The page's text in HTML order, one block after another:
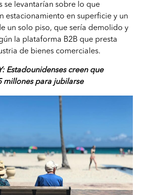
se levantarían sobre lo que
estacionamiento en superficie y un
un solo piso, que sería demolido y
la plataforma B2B que presta
de bienes comerciales.
Estadounidenses creen que
millones para jubilarse